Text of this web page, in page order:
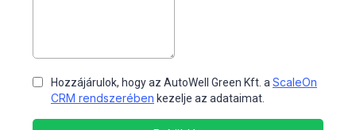
Hozzájárulok, hogy az AutoWell Green Kft. a ScaleOn
CRM rendszerében kezelje az adataimat.